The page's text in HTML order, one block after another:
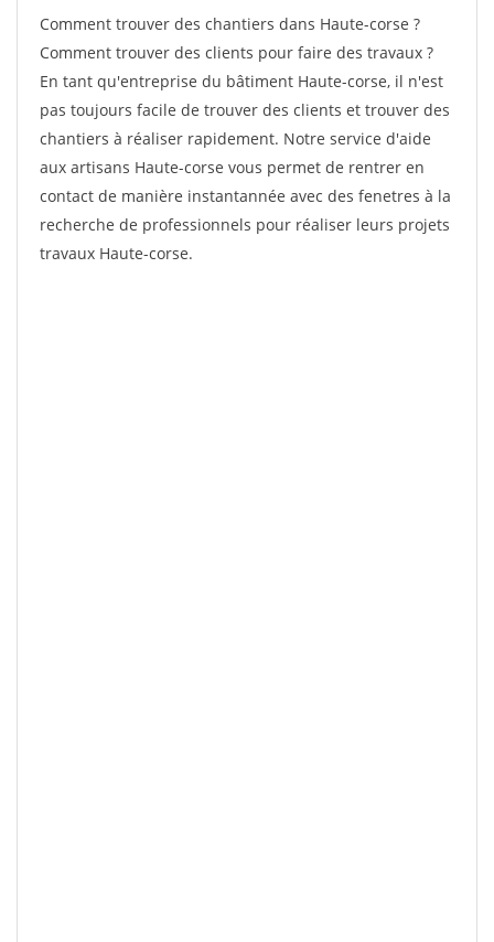
Comment trouver des chantiers dans Haute-corse ?
Comment trouver des clients pour faire des travaux ?
En tant qu'entreprise du bâtiment Haute-corse, il n'est
pas toujours facile de trouver des clients et trouver des
chantiers à réaliser rapidement. Notre service d'aide
aux artisans Haute-corse vous permet de rentrer en
contact de manière instantannée avec des fenetres à la
recherche de professionnels pour réaliser leurs projets
travaux Haute-corse.